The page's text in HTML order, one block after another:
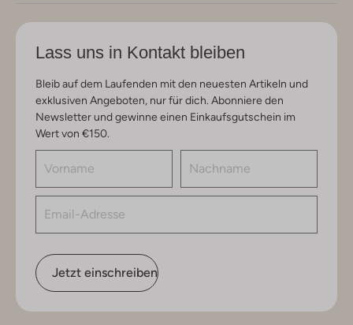
Lass uns in Kontakt bleiben
Bleib auf dem Laufenden mit den neuesten Artikeln und
exklusiven Angeboten, nur für dich. Abonniere den
Newsletter und gewinne einen Einkaufsgutschein im
Wert von €150.
Jetzt einschreiben